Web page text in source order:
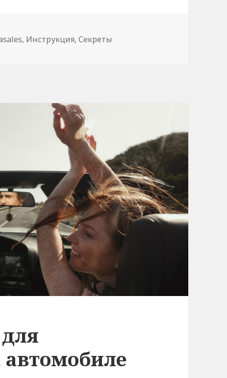
, Инструкция,Секреты